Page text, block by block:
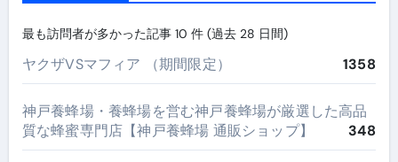
最も訪問者が多かった記事 10 件 (過去 28 日間)
ヤクザVSマフィア （期間限定） 1358
神戸養蜂場・養蜂場を営む神戸養蜂場が厳選した高品
質な蜂蜜専門店【神戸養蜂場 通販ショップ】
348